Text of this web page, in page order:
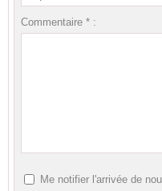
Commentaire * :
Me notifier l'arrivée de